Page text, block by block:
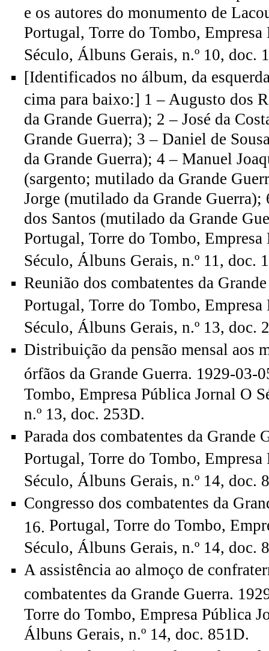
e os autores do monumento de
Portugal, Torre do Tombo,
Século, Álbuns Gerais, n.º 10, doc.
[Identificados no álbum, da
cima para baixo:] 1 – Augusto dos
da Grande Guerra); 2 – José da
Grande Guerra); 3 – Daniel de
da Grande Guerra); 4 – Manuel
(sargento; mutilado da Grande
Jorge (mutilado da Grande
dos Santos (mutilado da Grande
Portugal, Torre do Tombo,
Século, Álbuns Gerais, n.º 11, doc.
Reunião dos combatentes da
Portugal, Torre do Tombo,
Século, Álbuns Gerais, n.º 13, doc.
Distribuição da pensão mensal aos
órfãos da Grande Guerra. 1929-03-
Tombo, Empresa Pública Jornal O
n.º 13, doc. 253D.
Parada dos combatentes da Grande
Portugal, Torre do Tombo,
Século, Álbuns Gerais, n.º 14, doc.
Congresso dos combatentes da
16. Portugal, Torre do Tombo,
Século, Álbuns Gerais, n.º 14, doc.
A assistência ao almoço de
combatentes da Grande Guerra.
Torre do Tombo, Empresa Pública
Álbuns Gerais, n.º 14, doc. 851D.